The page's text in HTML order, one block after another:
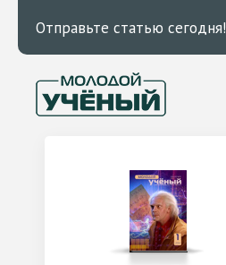
Отправьте статью сегодня!